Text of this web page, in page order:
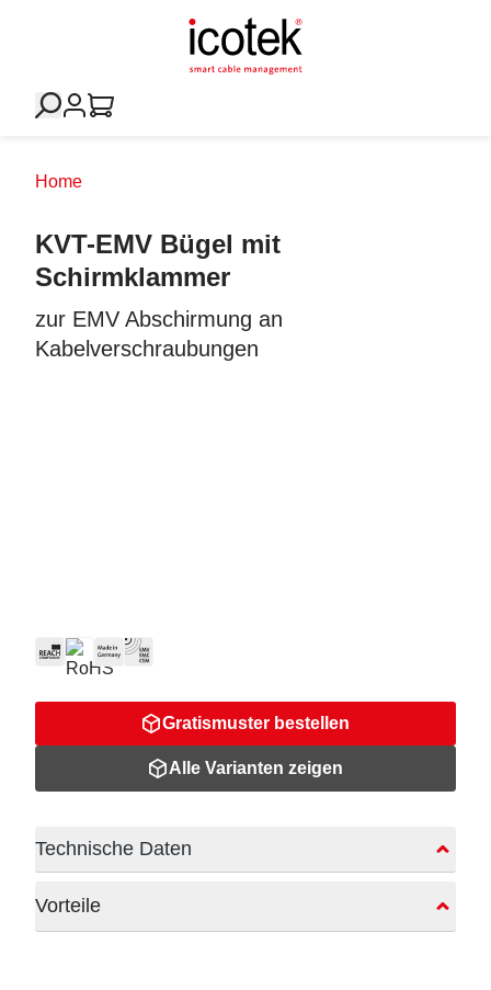
Home
KVT-EMV Bügel mit
Schirmklammer
zur EMV Abschirmung an
Kabelverschraubungen
Gratismuster bestellen
Alle Varianten zeigen
Technische Daten
Vorteile